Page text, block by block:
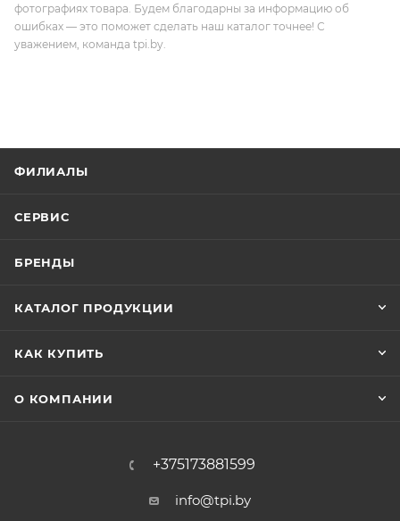
фотографиях товара. Будем благодарны за информацию об
ошибках — это поможет сделать наш каталог точнее! С
уважением, команда tpi.by.
ФИЛИАЛЫ
СЕРВИС
БРЕНДЫ
КАТАЛОГ ПРОДУКЦИИ
КАК КУПИТЬ
О КОМПАНИИ
+375173881599
info@tpi.by